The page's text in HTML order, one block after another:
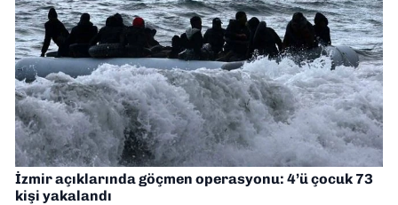
İzmir açıklarında göçmen operasyonu: 4’ü çocuk 73
kişi yakalandı